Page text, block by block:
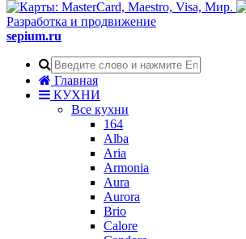
Разработка и продвижение
sepium.ru
Главная
КУХНИ
Все кухни
164
Alba
Aria
Armonia
Aura
Aurora
Brio
Calore